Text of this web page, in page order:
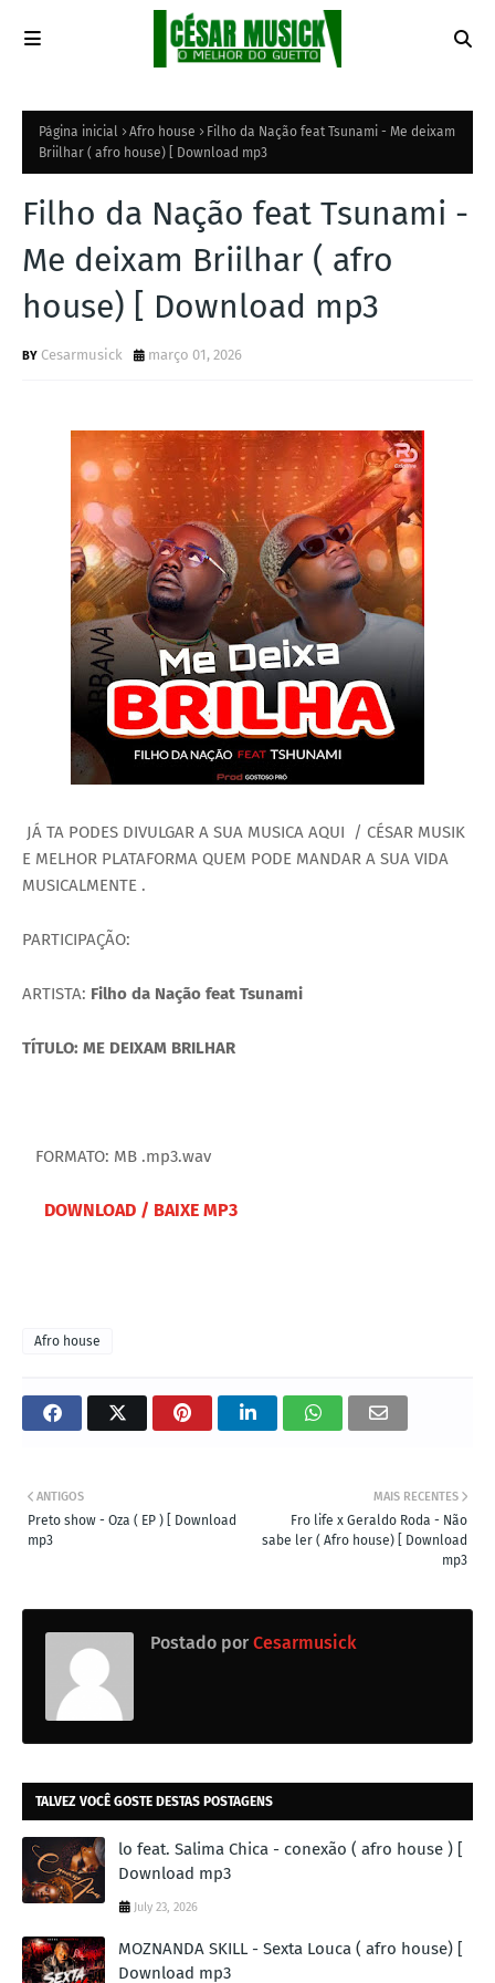
Página inicial Afro house
Filho da Nação feat Tsunami - Me deixam
Briilhar ( afro house) [ Download mp3
Filho da Nação feat Tsunami -
Me deixam Briilhar ( afro
house) [ Download mp3
Cesarmusick março 01, 2026
JÁ TA PODES DIVULGAR A SUA MUSICA AQUI / CÉSAR MUSIK
E MELHOR PLATAFORMA QUEM PODE MANDAR A SUA VIDA
MUSICALMENTE .
PARTICIPAÇÃO:
ARTISTA: Filho da Nação feat Tsunami
TÍTULO: ME DEIXAM BRILHAR
FORMATO: MB .mp3.wav
DOWNLOAD / BAIXE MP3
Afro house
MAIS RECENTES
Fro life x Geraldo Roda - Não
sabe ler ( Afro house) [ Download
mp3
ANTIGOS
Preto show - Oza ( EP ) [ Download
mp3
Postado por Cesarmusick
TALVEZ VOCÊ GOSTE DESTAS POSTAGENS
lo feat. Salima Chica - conexão ( afro house ) [
Download mp3
July 23, 2026
MOZNANDA SKILL - Sexta Louca ( afro house) [
Download mp3